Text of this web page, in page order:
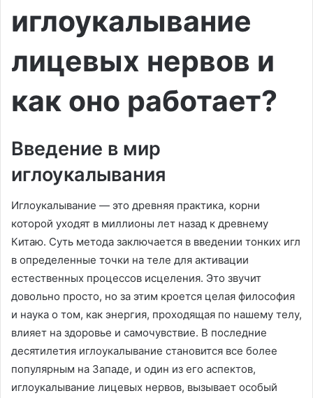
иглоукалывание
лицевых нервов и
как оно работает?
Введение в мир
иглоукалывания
Иглоукалывание — это древняя практика, корни
которой уходят в миллионы лет назад к древнему
Китаю. Суть метода заключается в введении тонких игл
в определенные точки на теле для активации
естественных процессов исцеления. Это звучит
довольно просто, но за этим кроется целая философия
и наука о том, как энергия, проходящая по нашему телу,
влияет на здоровье и самочувствие. В последние
десятилетия иглоукалывание становится все более
популярным на Западе, и один из его аспектов,
иглоукалывание лицевых нервов, вызывает особый